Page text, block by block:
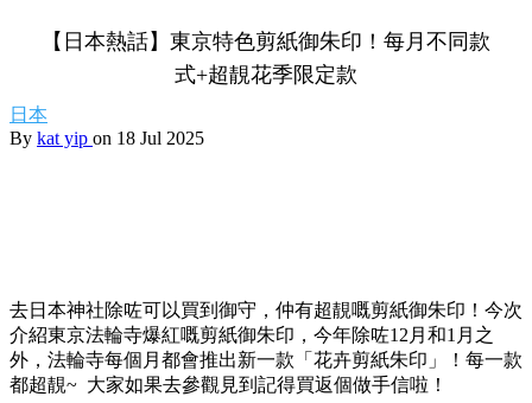
【日本熱話】東京特色剪紙御朱印！每月不同款
式+超靚花季限定款
日本
By kat yip on 18 Jul 2025
去日本神社除咗可以買到御守，仲有超靚嘅剪紙御朱印！今次
介紹東京法輪寺爆紅嘅剪紙御朱印，今年除咗12月和1月之
外，法輪寺每個月都會推出新一款「花卉剪紙朱印」！每一款
都超靚~ 大家如果去參觀見到記得買返個做手信啦！